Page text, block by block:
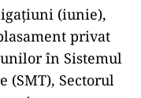
a faptului că
eficient,
vor